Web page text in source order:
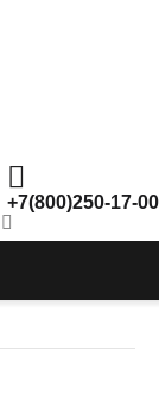
+7(800)250-17-00